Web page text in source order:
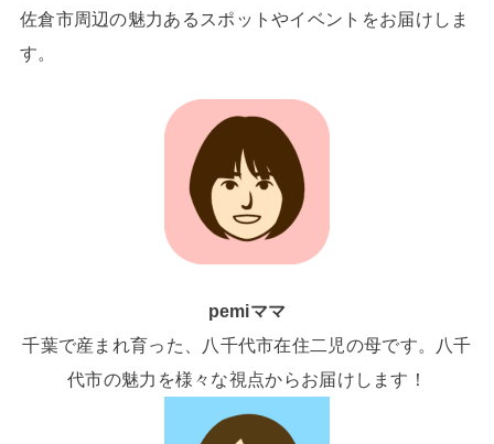
佐倉市周辺の魅力あるスポットやイベントをお届けしま
す。
pemiママ
千葉で産まれ育った、八千代市在住二児の母です。八千
代市の魅力を様々な視点からお届けします！